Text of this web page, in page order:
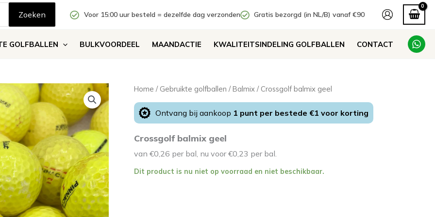
Zoeken Voor 15:00 uur besteld = dezelfde dag verzonden Gratis bezorgd (in NL/B) vanaf €90
GOLFBALLEN BULKVOORDEEL MAANDACTIE KWALITEITSINDELING GOLFBALLEN CONTACT
Home / Gebruikte golfballen /Balmix / Crossgolf balmix geel
Ontvang bij aankoop 1 punt per bestede €1 voor korting
Crossgolf balmix geel
van €0,26 per bal, nu voor €0,23 per bal.
Dit product is nu niet op voorraad en niet beschikbaar.